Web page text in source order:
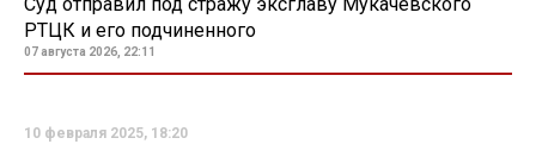
РТЦК и его подчиненного
07 августа 2026, 22:11
10 февраля 2025, 18:20